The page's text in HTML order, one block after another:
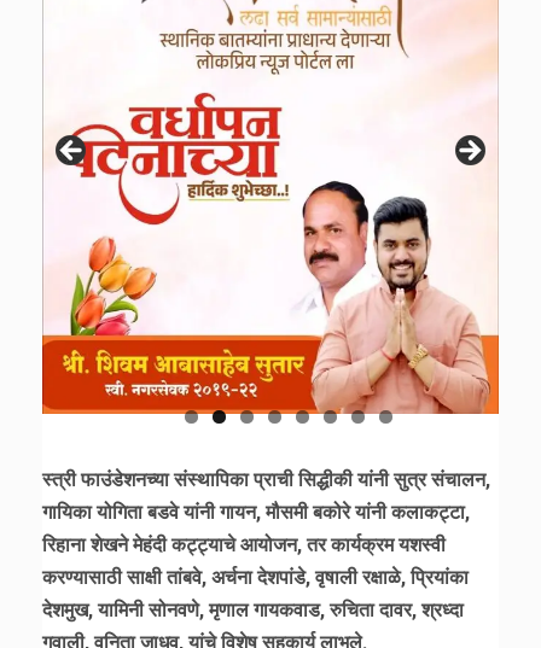
स्त्री फाउंडेशनच्या संस्थापिका प्राची सिद्धीकी यांनी सुत्र संचालन,
गायिका योगिता बडवे यांनी गायन, मौसमी बकोरे यांनी कलाकट्टा,
रिहाना शेखने मेहंदी कट्ट्याचे आयोजन, तर कार्यक्रम यशस्वी
करण्यासाठी साक्षी तांबवे, अर्चना देशपांडे, वृषाली रक्षाळे, प्रियांका
देशमुख, यामिनी सोनवणे, मृणाल गायकवाड, रुचिता दावर, श्रध्दा
गवाली, वनिता जाधव, यांचे विशेष सहकार्य लाभले.